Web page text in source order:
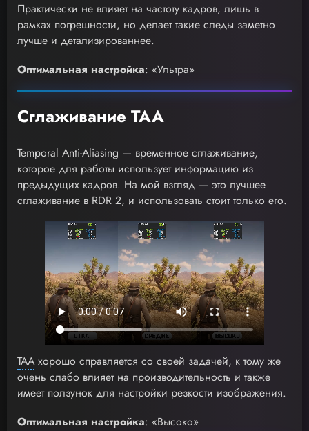
Практически не влияет на частоту кадров, лишь в
рамках погрешности, но делает такие следы заметно
лучше и детализированнее.
Оптимальная настройка: «Ультра»
Сглаживание TAA
Temporal Anti-Aliasing — временное сглаживание,
которое для работы использует информацию из
предыдущих кадров. На мой взгляд — это лучшее
сглаживание в RDR 2, и использовать стоит только его.
TAAхорошо справляется со своей задачей, к тому же
очень слабо влияет на производительность и также
имеет ползунок для настройки резкости изображения.
Оптимальная настройка: «Высоко»